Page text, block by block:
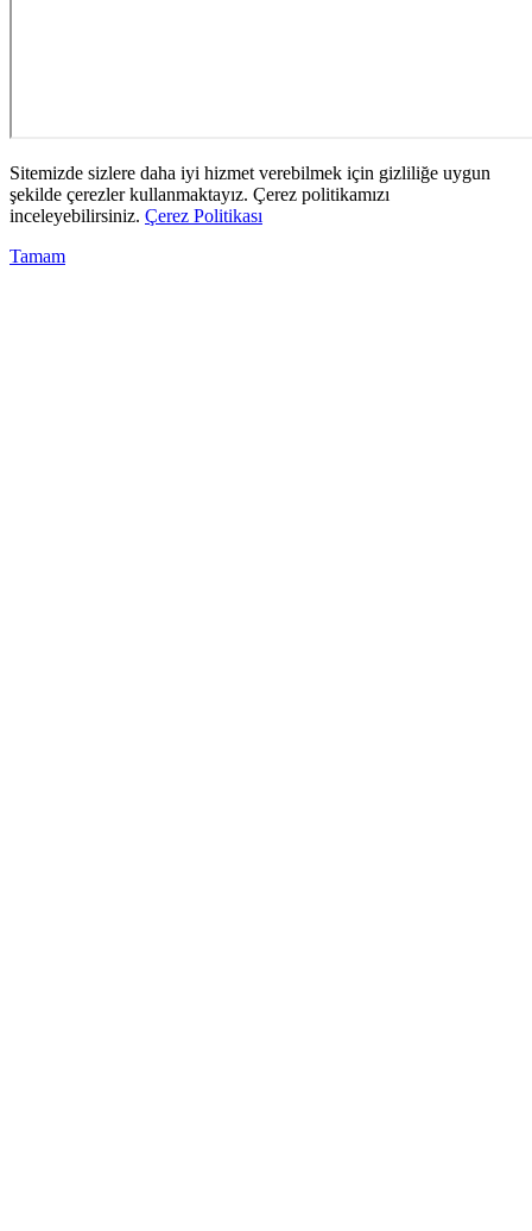
Sitemizde sizlere daha iyi hizmet verebilmek için gizliliğe uygun
şekilde çerezler kullanmaktayız. Çerez politikamızı
inceleyebilirsiniz. Çerez Politikası
Tamam